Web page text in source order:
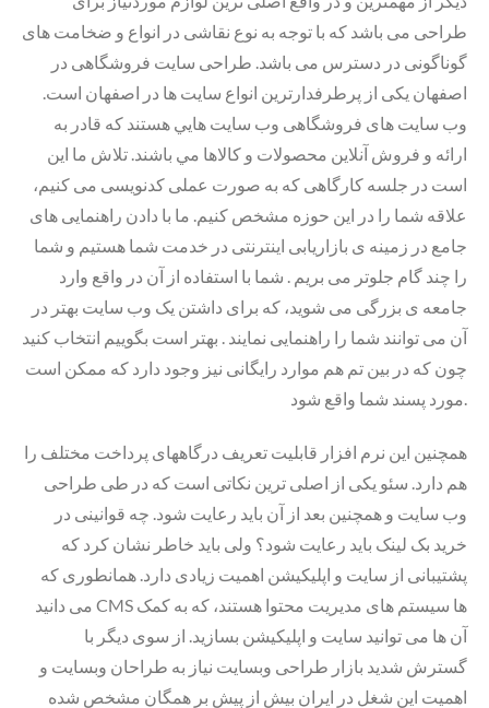
طراحی می باشد که با توجه به نوع نقاشی در انواع و ضخامت های
گوناگونی در دسترس می باشد. طراحی سایت فروشگاهی در
اصفهان یکی از پرطرفدارترین انواع سایت ها در اصفهان است.
وب سایت های فروشگاهی وب سايت هايي هستند که قادر به
ارائه و فروش آنلاين محصولات و کالاها مي باشند. تلاش ما این
است در جلسه کارگاهی که به صورت عملی کدنویسی می کنیم،
علاقه شما را در این حوزه مشخص کنیم. ما با دادن راهنمایی های
جامع در زمینه ی بازاریابی اینترنتی در خدمت شما هستیم و شما
را چند گام جلوتر می بریم . شما با استفاده از آن در واقع وارد
جامعه ی بزرگی می شوید، که برای داشتن یک وب سایت بهتر در
آن می توانند شما را راهنمایی نمایند . بهتر است بگوییم انتخاب کنید
چون که در بین تم هم موارد رایگانی نیز وجود دارد که ممکن است
مورد پسند شما واقع شود.
همچنین این نرم افزار قابلیت تعریف درگاههای پرداخت مختلف را
هم دارد. سئو یکی از اصلی ترین نکاتی است که در طی طراحی
وب سایت و همچنین بعد از آن باید رعایت شود. چه قوانینی در
خرید بک لینک باید رعایت شود؟ ولی باید خاطر نشان کرد که
پشتیبانی از سایت و اپلیکیشن اهمیت زیادی دارد. همانطوری که
می دانید CMS ها سیستم های مدیریت محتوا هستند، که به کمک
آن ها می توانید سایت و اپلیکیشن بسازید. از سوی دیگر با
گسترش شدید بازار طراحی وبسایت نیاز به طراحان وبسایت و
اهمیت این شغل در ایران بیش از پیش بر همگان مشخص شده